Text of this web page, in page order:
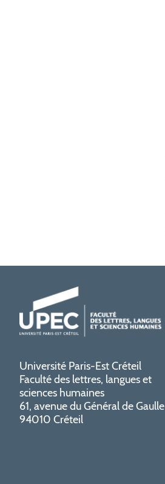
Université Paris-Est Créteil
Faculté des lettres, langues et
sciences humaines
61, avenue du Général de Gaulle
94010 Créteil